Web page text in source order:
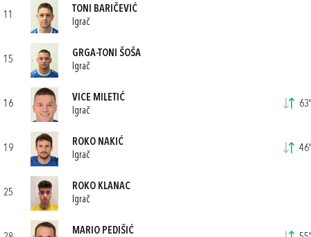
11
TONI BARIČEVIĆ
Igrač
15
GRGA-TONI ŠOŠA
Igrač
16
VICE MILETIĆ
Igrač
63'
19
ROKO NAKIĆ
Igrač
46'
25
ROKO KLANAC
Igrač
MARIO PEDIŠIĆ